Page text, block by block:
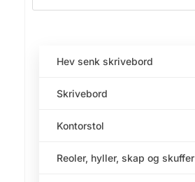
Hev senk skrivebord
Skrivebord
Kontorstol
Reoler, hyller, skap og skuffer